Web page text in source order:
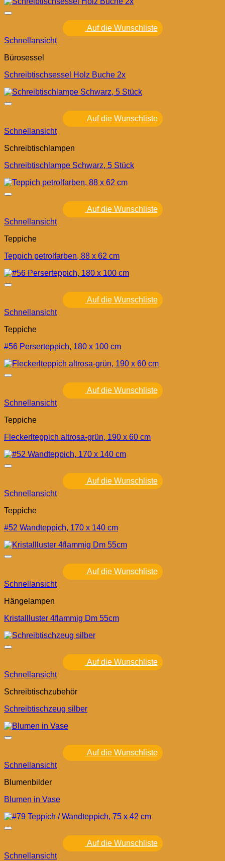
Auf die Wunschliste
Schnellansicht
Bürosessel
Schreibtischsessel Holz Buche 2x
Auf die Wunschliste
Schnellansicht
Schreibtischlampen
Schreibtischlampe Schwarz, 5 Stück
Auf die Wunschliste
Schnellansicht
Teppiche
Teppich petrolfarben, 88 x 62 cm
Auf die Wunschliste
Schnellansicht
Teppiche
#56 Perserteppich, 180 x 100 cm
Auf die Wunschliste
Schnellansicht
Teppiche
Fleckerlteppich altrosa-grün, 190 x 60 cm
Auf die Wunschliste
Schnellansicht
Teppiche
#52 Wandteppich, 170 x 140 cm
Auf die Wunschliste
Schnellansicht
Hängelampen
Kristallluster 4flammig Dm 55cm
Auf die Wunschliste
Schnellansicht
Schreibtischzubehör
Schreibtischzeug silber
Auf die Wunschliste
Schnellansicht
Blumenbilder
Blumen in Vase
Auf die Wunschliste
Schnellansicht